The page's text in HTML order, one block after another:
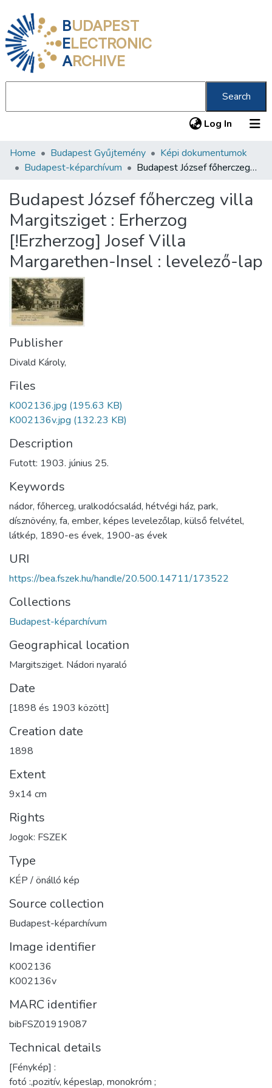
BUDAPEST
ELECTRONIC
ARCHIVE
Search
Log In (current)
Communities & Collections
Statistics
About us
Home Budapest Gyűjtemény
Képi dokumentumok
Budapest-képarchívum
Budapest József főherczeg villa Margitsziget : Erherzog [!Erzherzog] Josef Villa Margarethen-Insel : levelező-lap
Budapest József főherczeg villa
Margitsziget : Erherzog
[!Erzherzog] Josef Villa
Margarethen-Insel : levelező-lap
Publisher
Divald Károly,
Files
K002136.jpg (195.63 KB)
K002136v.jpg (132.23 KB)
Description
Futott: 1903. június 25.
Keywords
nádor, főherceg, uralkodócsalád, hétvégi ház, park,
dísznövény, fa, ember, képes levelezőlap, külső felvétel,
látkép, 1890-es évek, 1900-as évek
URI
https://bea.fszek.hu/handle/20.500.14711/173522
Collections
Budapest-képarchívum
Geographical location
Margitsziget. Nádori nyaraló
Date
[1898 és 1903 között]
Creation date
1898
Extent
9x14 cm
Rights
Jogok: FSZEK
Type
KÉP / önálló kép
Source collection
Budapest-képarchívum
Image identifier
K002136
K002136v
MARC identifier
bibFSZ01919087
Technical details
[Fénykép] :
fotó :,pozitív, képeslap, monokróm ;